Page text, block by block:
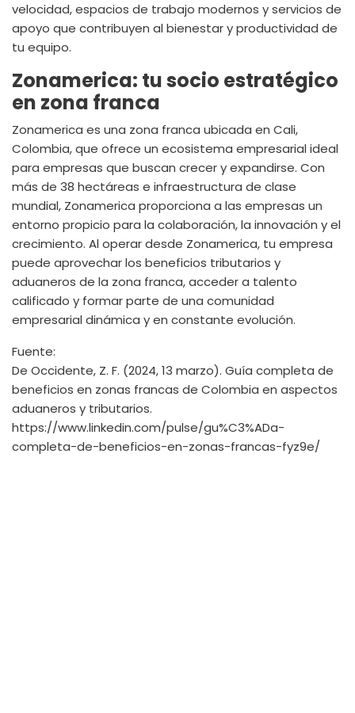
velocidad, espacios de trabajo modernos y servicios de
apoyo que contribuyen al bienestar y productividad de
tu equipo.
Zonamerica: tu socio estratégico
en zona franca
Zonamerica es una zona franca ubicada en Cali,
Colombia, que ofrece un ecosistema empresarial ideal
para empresas que buscan crecer y expandirse. Con
más de 38 hectáreas e infraestructura de clase
mundial, Zonamerica proporciona a las empresas un
entorno propicio para la colaboración, la innovación y el
crecimiento. Al operar desde Zonamerica, tu empresa
puede aprovechar los beneficios tributarios y
aduaneros de la zona franca, acceder a talento
calificado y formar parte de una comunidad
empresarial dinámica y en constante evolución.
Fuente:
De Occidente, Z. F. (2024, 13 marzo). Guía completa de
beneficios en zonas francas de Colombia en aspectos
aduaneros y tributarios.
https://www.linkedin.com/pulse/gu%C3%ADa-
completa-de-beneficios-en-zonas-francas-fyz9e/